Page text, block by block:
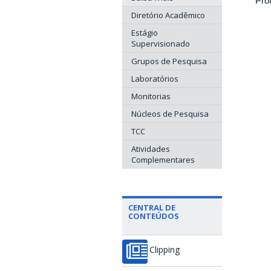
Diretório Acadêmico
Estágio
Supervisionado
Grupos de Pesquisa
Laboratórios
Monitorias
Núcleos de Pesquisa
TCC
Atividades
Complementares
CENTRAL DE
CONTEÚDOS
Clipping